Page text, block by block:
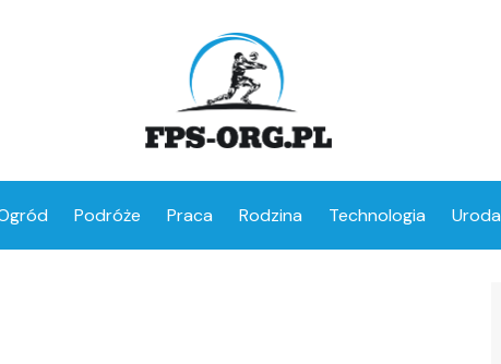
Podróże Praca Rodzina Technologia Uroda